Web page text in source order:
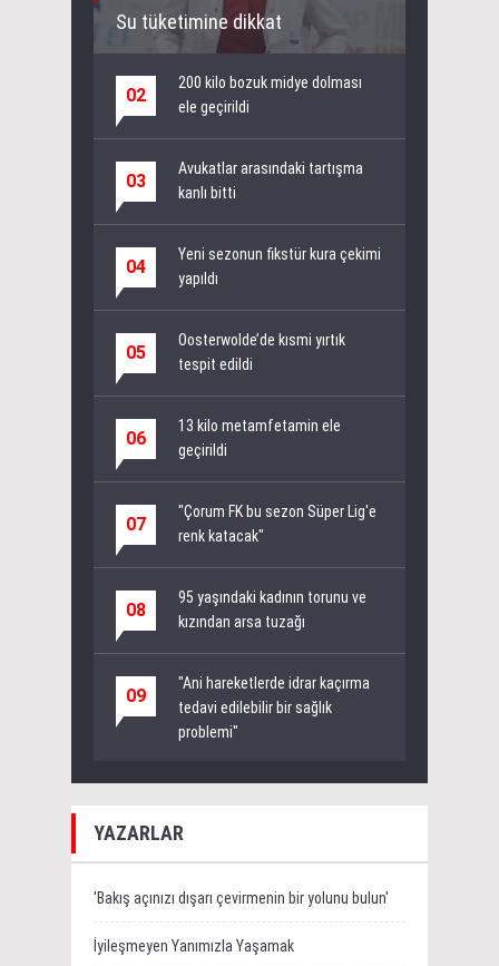
Su tüketimine dikkat
02
200 kilo bozuk midye dolması
ele geçirildi
03
Avukatlar arasındaki tartışma
kanlı bitti
04
Yeni sezonun fikstür kura çekimi
yapıldı
05
Oosterwolde’de kısmi yırtık
tespit edildi
06
13 kilo metamfetamin ele
geçirildi
07
"Çorum FK bu sezon Süper Lig'e
renk katacak"
08
95 yaşındaki kadının torunu ve
kızından arsa tuzağı
09
"Ani hareketlerde idrar kaçırma
tedavi edilebilir bir sağlık
problemi"
YAZARLAR
'Bakış açınızı dışarı çevirmenin bir yolunu bulun'
İyileşmeyen Yanımızla Yaşamak